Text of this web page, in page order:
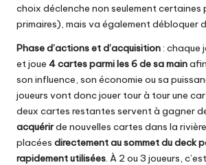
choix déclenche non seulement certaines
primaires), mais va également débloquer
Phase d’actions et d’acquisition: chaque
et joue 4 cartes parmi les 6 de sa main
son influence, son économie ou sa
joueurs vont donc jouer tour à tour une
deux cartes restantes servent à gagner
acquérirde nouvelles cartes dans la
placées directement au sommet du deck
rapidement utilisées. À 2 ou 3 joueurs,